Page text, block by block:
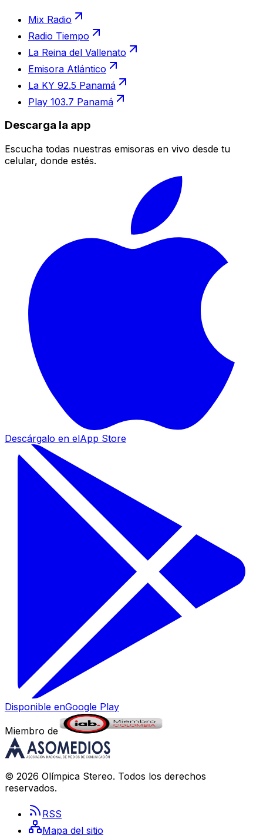
Mix Radio
Radio Tiempo
La Reina del Vallenato
Emisora Atlántico
La KY 92.5 Panamá
Play 103.7 Panamá
Descarga la app
Escucha todas nuestras emisoras en vivo desde tu
celular, donde estés.
Descárgalo en elApp Store
Disponible enGoogle Play
Miembro de
© 2026 Olímpica Stereo. Todos los derechos
reservados.
RSS
Mapa del sitio